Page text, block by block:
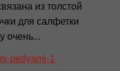
из толстой
для салфетки
очень...